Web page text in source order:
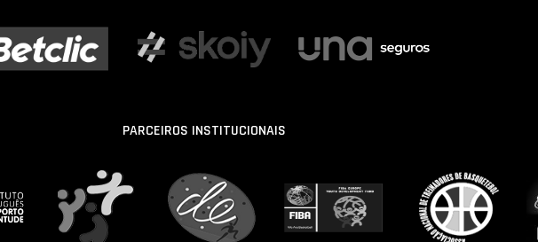
PARCEIROS INSTITUCIONAIS